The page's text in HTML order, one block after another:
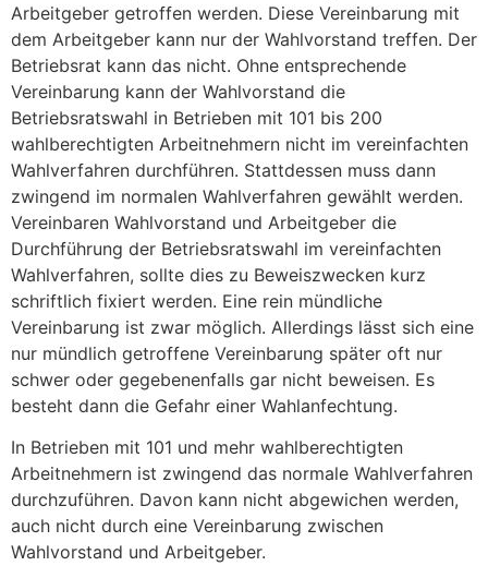
Arbeitgeber getroffen werden. Diese Vereinbarung mit
dem Arbeitgeber kann nur der Wahlvorstand treffen. Der
Betriebsrat kann das nicht. Ohne entsprechende
Vereinbarung kann der Wahlvorstand die
Betriebsratswahl in Betrieben mit 101 bis 200
wahlberechtigten Arbeitnehmern nicht im vereinfachten
Wahlverfahren durchführen. Stattdessen muss dann
zwingend im normalen Wahlverfahren gewählt werden.
Vereinbaren Wahlvorstand und Arbeitgeber die
Durchführung der Betriebsratswahl im vereinfachten
Wahlverfahren, sollte dies zu Beweiszwecken kurz
schriftlich fixiert werden. Eine rein mündliche
Vereinbarung ist zwar möglich. Allerdings lässt sich eine
nur mündlich getroffene Vereinbarung später oft nur
schwer oder gegebenenfalls gar nicht beweisen. Es
besteht dann die Gefahr einer Wahlanfechtung.
In Betrieben mit 101 und mehr wahlberechtigten
Arbeitnehmern ist zwingend das normale Wahlverfahren
durchzuführen. Davon kann nicht abgewichen werden,
auch nicht durch eine Vereinbarung zwischen
Wahlvorstand und Arbeitgeber.